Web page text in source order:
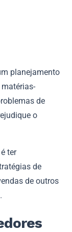
planejamento
de
o
ter
de
de outros